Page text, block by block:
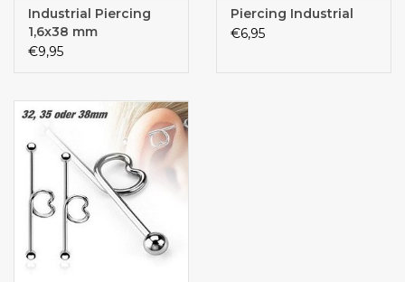
Industrial Piercing
1,6x38 mm
€9,95
Piercing Industrial
€6,95